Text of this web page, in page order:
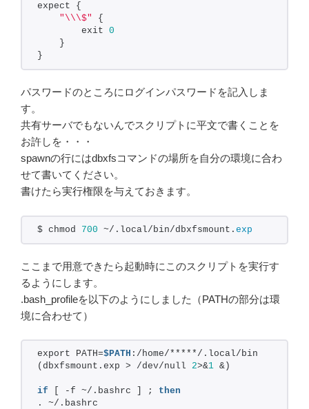
expect {
"\\\$"
{
        exit
0
    }
}
パスワードのところにログインパスワードを記入しま
す。
共有サーバでもないんでスクリプトに平文で書くことを
お許しを・・・
spawnの行にはdbxfsコマンドの場所を自分の環境に合わ
せて書いてください。
書けたら実行権限を与えておきます。
$ chmod 700 ~/.local/bin/dbxfsmount. exp
ここまで用意できたら起動時にこのスクリプトを実行す
るようにします。
.bash_profileを以下のようにしました（PATHの部分は環
境に合わせて）
export PATH=$PATH :/home/*****/.local/bin
(dbxfsmount.exp > /dev/null 2>&1 &)
if [ -f ~/.bashrc ] ; then
. ~/.bashrc